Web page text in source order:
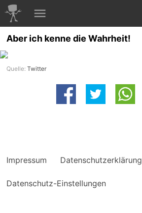
Aber ich kenne die Wahrheit!
Quelle:Twitter
Impressum Datenschutzerklärung
Datenschutz-Einstellungen